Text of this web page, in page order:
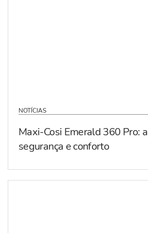
NOTÍCIAS
Maxi-Cosi Emerald 360 Pro:
segurança e conforto